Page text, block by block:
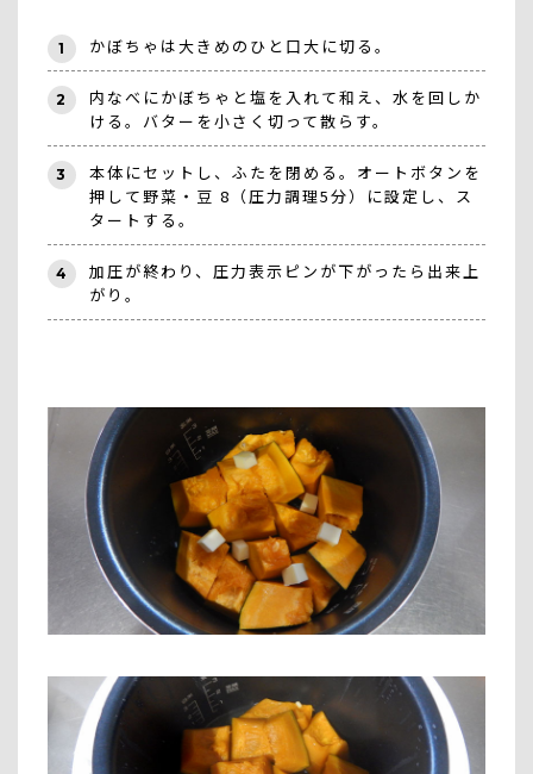
1 かぼちゃは大きめのひと口大に切る。
2
内なべにかぼちゃと塩を入れて和え、水を回しか
ける。バターを小さく切って散らす。
3
本体にセットし、ふたを閉める。オートボタンを
押して野菜・豆 8（圧力調理5分）に設定し、ス
タートする。
4
加圧が終わり、圧力表示ピンが下がったら出来上
がり。